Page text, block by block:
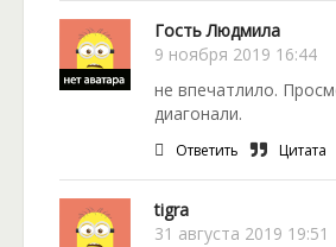
Гость Людмила
9 ноября 2019 16:44
не впечатлило.
диагонали.
Ответить Цитата
tigra
31 августа 2019 19:51